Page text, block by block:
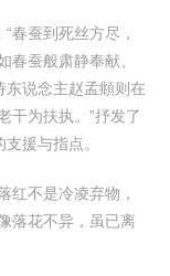
春蚕到死丝方尽，
春蚕般肃静奉献、
东说念主赵孟頫则在
干为扶执。”抒发了
援与指点。
红不是冷凌弃物，
落花不异，虽已离